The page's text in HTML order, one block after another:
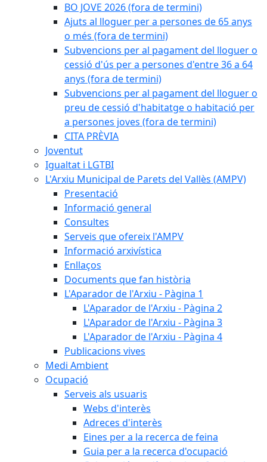
BO JOVE 2026 (fora de termini)
Ajuts al lloguer per a persones de 65 anys
o més (fora de termini)
Subvencions per al pagament del lloguer o
cessió d'ús per a persones d'entre 36 a 64
anys (fora de termini)
Subvencions per al pagament del lloguer o
preu de cessió d'habitatge o habitació per
a persones joves (fora de termini)
CITA PRÈVIA
Joventut
Igualtat i LGTBI
L'Arxiu Municipal de Parets del Vallès (AMPV)
Presentació
Informació general
Consultes
Serveis que ofereix l'AMPV
Informació arxivística
Enllaços
Documents que fan història
L'Aparador de l'Arxiu - Pàgina 1
L'Aparador de l'Arxiu - Pàgina 2
L'Aparador de l'Arxiu - Pàgina 3
L'Aparador de l'Arxiu - Pàgina 4
Publicacions vives
Medi Ambient
Ocupació
Serveis als usuaris
Webs d'interès
Adreces d'interès
Eines per a la recerca de feina
Guia per a la recerca d'ocupació